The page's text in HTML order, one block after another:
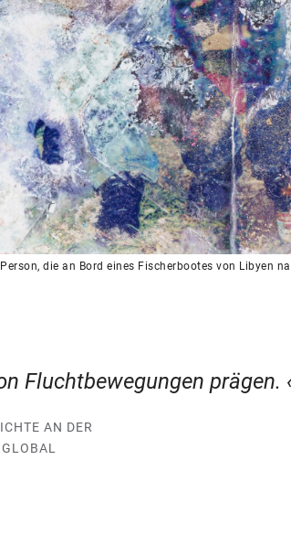
die an Bord eines Fischerbootes von Libyen
Fluchtbewegungen prägen.
AN DER